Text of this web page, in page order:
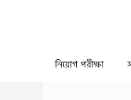
নিয়োগ পরীক্ষা